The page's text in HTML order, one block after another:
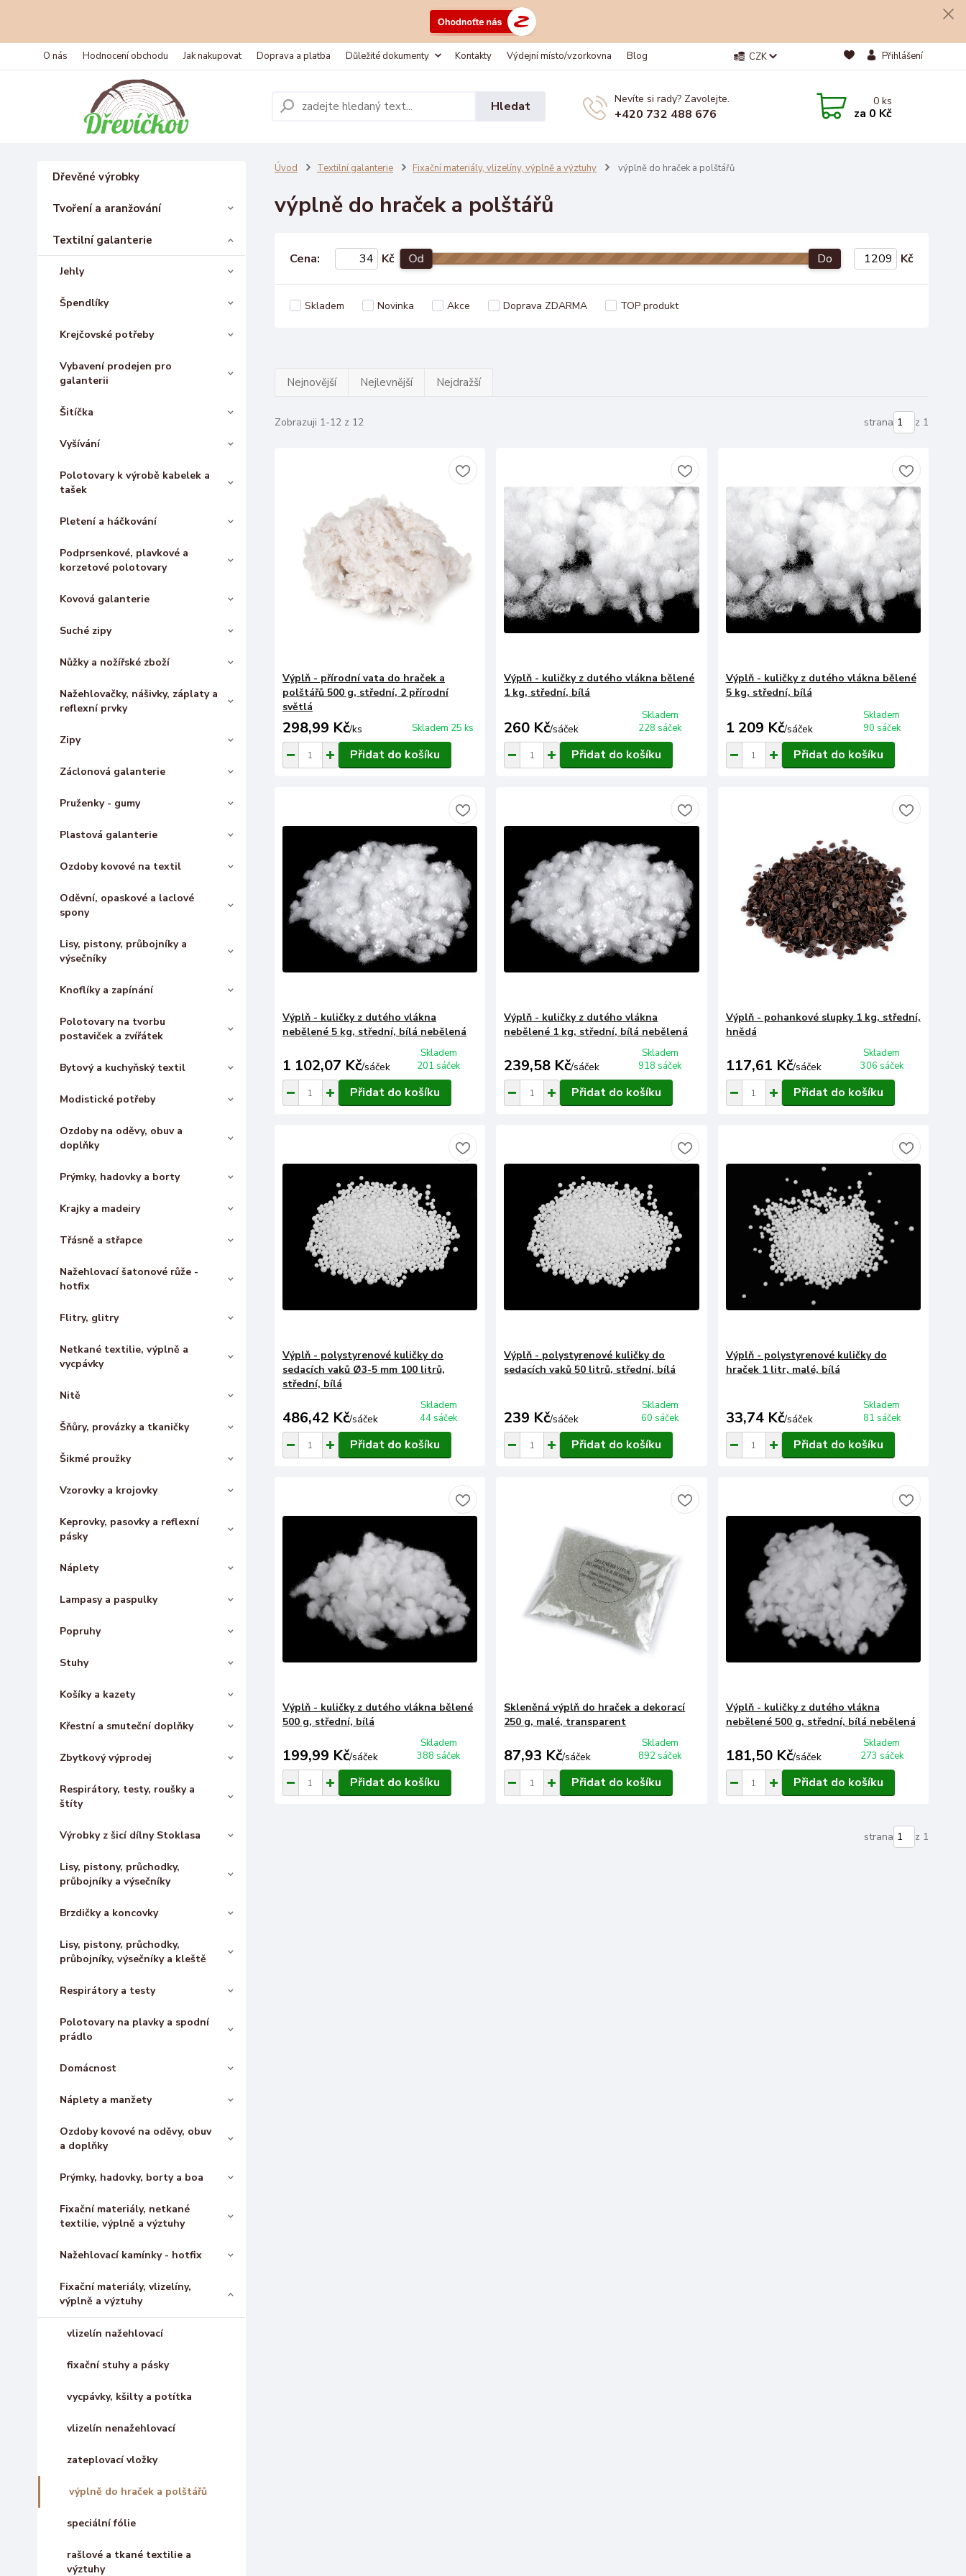
O nás Hodnocení obchodu Jak nakupovat Doprava a platba Důležité dokumenty Kontakty Výdejní místo/vzorkovna Blog CZK Přihlášení
Hledat Nevíte si rady? Zavolejte.
+420 732 488 676
0ks
za 0 Kč
Dřevěné výrobky
Tvoření a aranžování
Textilní galanterie
Jehly
Špendlíky
Krejčovské potřeby
Vybavení prodejen pro
galanterii
Šitíčka
Vyšívání
Polotovary k výrobě kabelek a
tašek
Pletení a háčkování
Podprsenkové, plavkové a
korzetové polotovary
Kovová galanterie
Suché zipy
Nůžky a nožířské zboží
Nažehlovačky, nášivky, záplaty a
reflexní prvky
Zipy
Záclonová galanterie
Pruženky - gumy
Plastová galanterie
Ozdoby kovové na textil
Oděvní, opaskové a laclové
spony
Lisy, pistony, průbojníky a
výsečníky
Knoflíky a zapínání
Polotovary na tvorbu
postaviček a zvířátek
Bytový a kuchyňský textil
Modistické potřeby
Ozdoby na oděvy, obuv a
doplňky
Prýmky, hadovky a borty
Krajky a madeiry
Třásně a střapce
Nažehlovací šatonové růže -
hotfix
Flitry, glitry
Netkané textilie, výplně a
vycpávky
Nitě
Šňůry, provázky a tkaničky
Šikmé proužky
Vzorovky a krojovky
Keprovky, pasovky a reflexní
pásky
Náplety
Lampasy a paspulky
Popruhy
Stuhy
Košíky a kazety
Křestní a smuteční doplňky
Zbytkový výprodej
Respirátory, testy, roušky a
štíty
Výrobky z šicí dílny Stoklasa
Lisy, pistony, průchodky,
průbojníky a výsečníky
Brzdičky a koncovky
Lisy, pistony, průchodky,
průbojníky, výsečníky a kleště
Respirátory a testy
Polotovary na plavky a spodní
prádlo
Domácnost
Náplety a manžety
Ozdoby kovové na oděvy, obuv
a doplňky
Prýmky, hadovky, borty a boa
Fixační materiály, netkané
textilie, výplně a výztuhy
Nažehlovací kamínky - hotfix
Fixační materiály, vlizelíny,
výplně a výztuhy
vlizelín nažehlovací
fixační stuhy a pásky
vycpávky, kšilty a potítka
vlizelín nenažehlovací
zateplovací vložky
výplně do hraček a polštářů
speciální fólie
rašlové a tkané textilie a
výztuhy
Úvod Textilní galanterie Fixační materiály, vlizelíny, výplně a výztuhy výplně do hraček a polštářů
výplně do hraček a polštářů
Cena: Kč Od Do Kč
Skladem Novinka Akce Doprava ZDARMA TOP produkt
Nejnovější Nejlevnější Nejdražší
Zobrazuji 1-12 z 12 strana z 1
Výplň - přírodní vata do hraček a
polštářů 500 g, střední, 2 přírodní
světlá
298,99 Kč/ks Skladem 25 ks
Přidat do košíku
Výplň - kuličky z dutého vlákna bělené
1 kg, střední, bílá
260 Kč/sáček
Skladem
228 sáček
Přidat do košíku
Výplň - kuličky z dutého vlákna bělené
5 kg, střední, bílá
1 209 Kč/sáček
Skladem
90 sáček
Přidat do košíku
Výplň - kuličky z dutého vlákna
nebělené 5 kg, střední, bílá nebělená
1 102,07 Kč/sáček
Skladem
201 sáček
Přidat do košíku
Výplň - kuličky z dutého vlákna
nebělené 1 kg, střední, bílá nebělená
239,58 Kč/sáček
Skladem
918 sáček
Přidat do košíku
Výplň - pohankové slupky 1 kg, střední,
hnědá
117,61 Kč/sáček
Skladem
306 sáček
Přidat do košíku
Výplň - polystyrenové kuličky do
sedacích vaků Ø3-5 mm 100 litrů,
střední, bílá
486,42 Kč/sáček
Skladem
44 sáček
Přidat do košíku
Výplň - polystyrenové kuličky do
sedacích vaků 50 litrů, střední, bílá
239 Kč/sáček
Skladem
60 sáček
Přidat do košíku
Výplň - polystyrenové kuličky do
hraček 1 litr, malé, bílá
33,74 Kč/sáček
Skladem
81 sáček
Přidat do košíku
Výplň - kuličky z dutého vlákna bělené
500 g, střední, bílá
199,99 Kč/sáček
Skladem
388 sáček
Přidat do košíku
Skleněná výplň do hraček a dekorací
250 g, malé, transparent
87,93 Kč/sáček
Skladem
892 sáček
Přidat do košíku
Výplň - kuličky z dutého vlákna
nebělené 500 g, střední, bílá nebělená
181,50 Kč/sáček
Skladem
273 sáček
Přidat do košíku
strana z 1